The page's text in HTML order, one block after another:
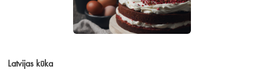
Latvijas kūka